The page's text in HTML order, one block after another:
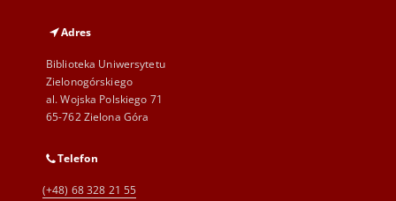
Adres
Biblioteka Uniwersytetu
Zielonogórskiego
al. Wojska Polskiego 71
65-762 Zielona Góra
Telefon
(+48) 68 328 21 55